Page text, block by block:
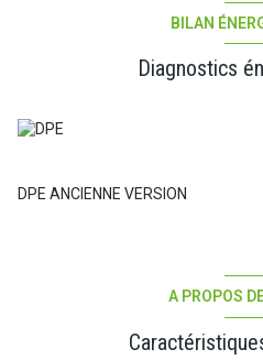
BILAN
Diagnostics
DPE ANCIENNE VERSION
A PROPOS